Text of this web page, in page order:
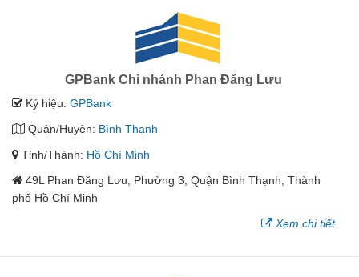
GPBank Chi nhánh Phan Đăng Lưu
Ký hiệu: GPBank
Quận/Huyện: Bình Thạnh
Tỉnh/Thành: Hồ Chí Minh
49L Phan Đăng Lưu, Phường 3, Quận Bình Thạnh, Thành
phố Hồ Chí Minh
Xem chi tiết